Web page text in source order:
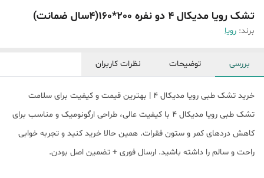
تشک رویا مدیکال 4 دو نفره 200*160(۴سال ضمانت)
برند: رویا
بررسی توضیحات نظرات کاربران
خرید تشک طبی رویا مدیکال 4 | بهترین قیمت و کیفیت برای سلامت
تشک طبی رویا مدیکال 4 با کیفیت عالی، طراحی ارگونومیک و مناسب برای
کاهش دردهای کمر و ستون فقرات. همین حالا خرید کنید و تجربه خوابی
راحت و سالم را داشته باشید. ارسال فوری + تضمین اصل بودن.